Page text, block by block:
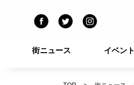
街ニュース イベント